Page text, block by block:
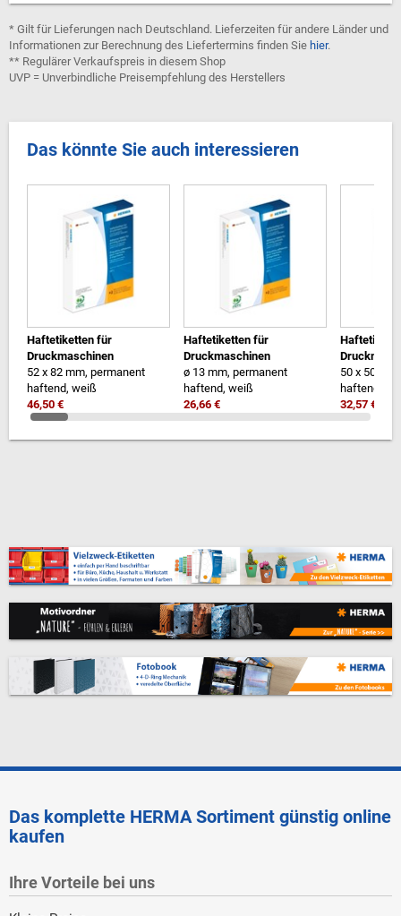
* Gilt für Lieferungen nach Deutschland. Lieferzeiten für andere Länder und
Informationen zur Berechnung des Liefertermins finden Sie hier.
** Regulärer Verkaufspreis in diesem Shop
UVP = Unverbindliche Preisempfehlung des Herstellers
Das könnte Sie auch interessieren
Haftetiketten für
Druckmaschinen
52 x 82 mm, permanent
haftend, weiß
46,50 €
Haftetiketten für
Druckmaschinen
ø 13 mm, permanent
haftend, weiß
26,66 €
50 x 50
haftend,
32,57 €
Das komplette HERMA Sortiment günstig online
kaufen
Ihre Vorteile bei uns